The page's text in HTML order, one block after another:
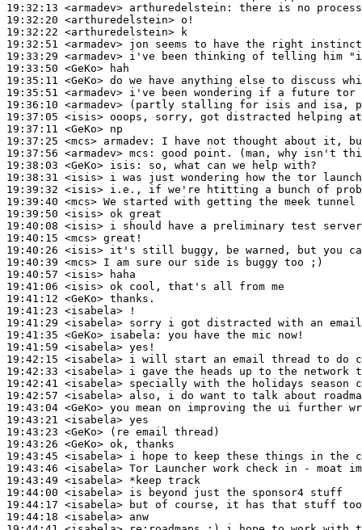
19:32:13 <armadev> arthuredelstein:
19:32:20 <arthuredelstein>
19:32:22 <arthuredelstein>
19:32:51 <armadev>
19:33:29 <armadev>
19:33:50 <GeKo>
19:35:11 <GeKo>
19:35:51 <armadev>
19:36:10 <armadev>
19:37:05 <isis>
19:37:11 <GeKo>
19:37:25 <mcs> armadev:
19:37:56 <armadev> mcs:
19:38:03 <GeKo> isis:
19:38:31 <isis>
19:39:32 <isis>
19:39:40 <mcs>
19:39:50 <isis>
19:40:08 <isis>
19:40:15 <mcs>
19:40:26 <isis>
19:40:39 <mcs>
19:40:57 <isis>
19:41:06 <isis>
19:41:12 <GeKo>
19:41:23 <isabela>
19:41:29 <isabela>
19:41:35 <GeKo> isabela:
19:41:59 <isabela>
19:42:15 <isabela>
19:42:33 <isabela>
19:42:41 <isabela>
19:42:57 <isabela>
19:43:04 <GeKo>
19:43:21 <isabela>
19:43:23 <GeKo>
19:43:26 <GeKo>
19:43:45 <isabela>
19:43:46 <isabela>
19:43:49 <isabela>
19:44:00 <isabela>
19:44:17 <isabela>
19:44:18 <isabela>